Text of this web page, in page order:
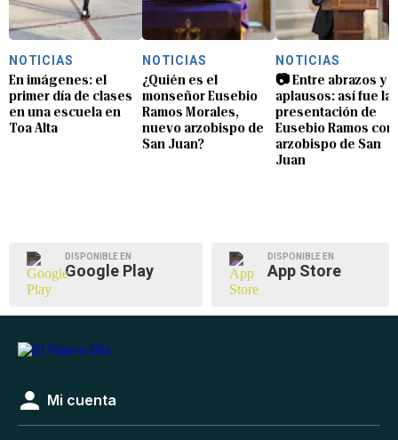
NOTICIAS
En imágenes: el
primer día de clases
en una escuela en
Toa Alta
NOTICIAS
¿Quién es el
monseñor Eusebio
Ramos Morales,
nuevo arzobispo de
San Juan?
NOTICIAS
📷 Entre abrazos y
aplausos: así fue la
presentación de
Eusebio Ramos
arzobispo de San
Juan
DISPONIBLE EN
Google Play
DISPONIBLE EN
App Store
Mi cuenta